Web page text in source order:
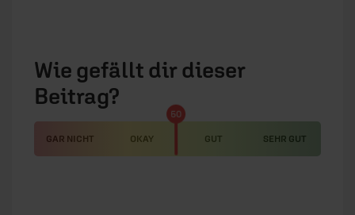
Wie gefällt dir dieser
Beitrag?
GAR NICHT OKAY GUT SEHR GUT
50